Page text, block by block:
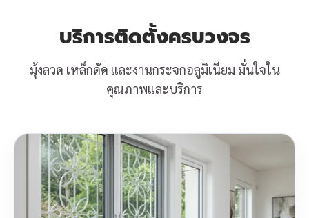
บริการติดตั้งครบวงจร
มุ้งลวด เหล็กดัด และงานกระจกอลูมิเนียม มั่นใจใน
คุณภาพและบริการ